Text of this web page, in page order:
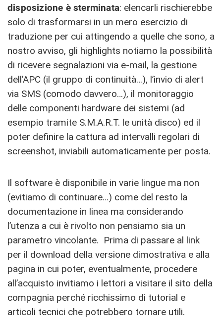
disposizione è sterminata: elencarli rischierebbe
solo di trasformarsi in un mero esercizio di
traduzione per cui attingendo a quelle che sono, a
nostro avviso, gli highlights notiamo la possibilità
di ricevere segnalazioni via e-mail, la gestione
dell’APC (il gruppo di continuità…), l’invio di alert
via SMS (comodo davvero…), il monitoraggio
delle componenti hardware dei sistemi (ad
esempio tramite S.M.A.R.T. le unità disco) ed il
poter definire la cattura ad intervalli regolari di
screenshot, inviabili automaticamente per posta.
Il software è disponibile in varie lingue ma non
(evitiamo di continuare…) come del resto la
documentazione in linea ma considerando
l’utenza a cui è rivolto non pensiamo sia un
parametro vincolante. Prima di passare al link
per il download della versione dimostrativa e alla
pagina in cui poter, eventualmente, procedere
all’acquisto invitiamo i lettori a visitare il sito della
compagnia perché ricchissimo di tutorial e
articoli tecnici che potrebbero tornare utili.